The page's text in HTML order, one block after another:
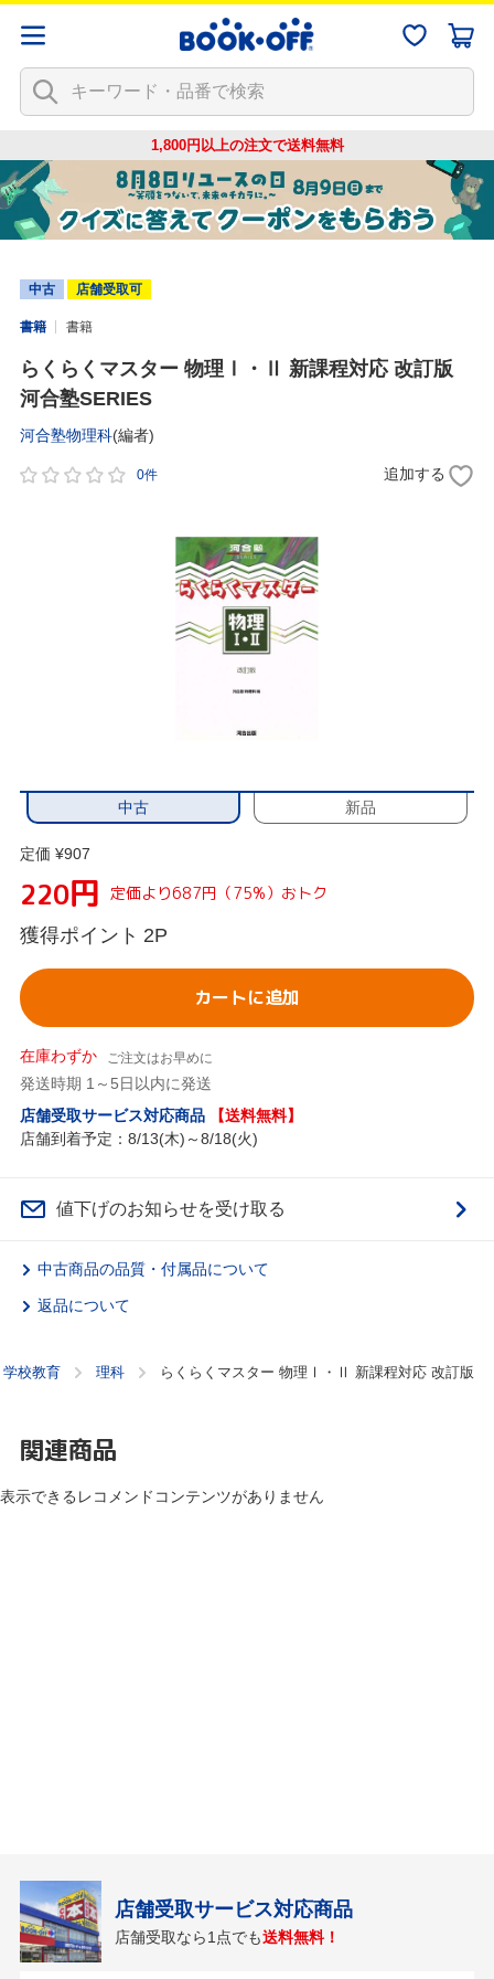
1,800円以上の注文で送料無料
中古 店舗受取可
書籍 書籍
らくらくマスター 物理Ⅰ・Ⅱ 新課程対応 改訂版
河合塾SERIES
河合塾物理科(編者)
0件 追加する
中古 新品
定価 ¥907
220円 定価より687円（75%）おトク
獲得ポイント 2P
カートに追加
在庫わずか ご注文はお早めに
発送時期 1～5日以内に発送
店舗受取サービス対応商品
【送料無料】
店舗到着予定：8/13(木)～8/18(火)
値下げのお知らせを受け取る
中古商品の品質・付属品について
返品について
学校教育 理科 らくらくマスター 物理Ⅰ・Ⅱ 新課程対応 改訂版
関連商品
表示できるレコメンドコンテンツがありません
店舗受取サービス対応商品
店舗受取なら1点でも送料無料！